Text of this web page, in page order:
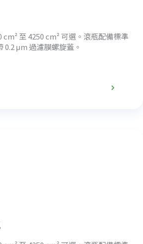
cm² 至 4250 cm² 可選。滾瓶配備標準
0.2 μm 過濾膜螺旋蓋。